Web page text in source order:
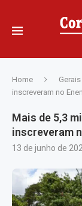
Home Gerais
inscreveram no
Mais de 5,3
inscreveram
13 de junho de